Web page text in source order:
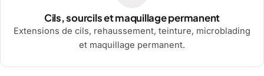
Cils, sourcils et maquillage permanent
Extensions de cils, rehaussement, teinture, microblading
et maquillage permanent.